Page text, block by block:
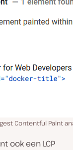
Contentful Paint
ook een LCP